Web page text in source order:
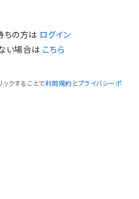
ちの方は ログイン
い場合は こちら
ックすることで利用規約 とプライバシーポ